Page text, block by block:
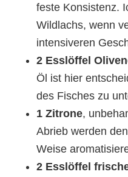
feste Konsistenz.
Wildlachs, wenn
intensiveren
2 Esslöffel
Öl ist hier
des Fisches zu
1 Zitrone,
Abrieb werden
Weise
2 Esslöffel